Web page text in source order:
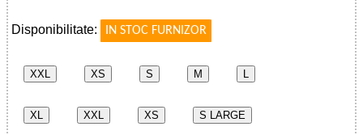
Disponibilitate:
IN STOC FURNIZOR
XXL XS S M L
XL XXL XS S LARGE